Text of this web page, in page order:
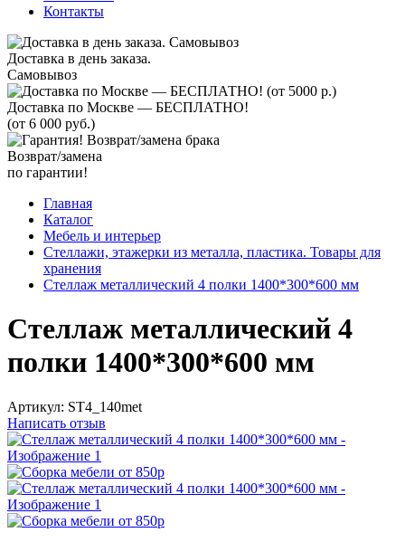
Контакты
Доставка в день заказа.
Самовывоз
Доставка по Москве — БЕСПЛАТНО!
(от 6 000 руб.)
Возврат/замена
по гарантии!
Главная
Каталог
Мебель и интерьер
Стеллажи, этажерки из металла, пластика. Товары для
хранения
Стеллаж металлический 4 полки 1400*300*600 мм
Стеллаж металлический 4
полки 1400*300*600 мм
Артикул: ST4_140met
Написать отзыв